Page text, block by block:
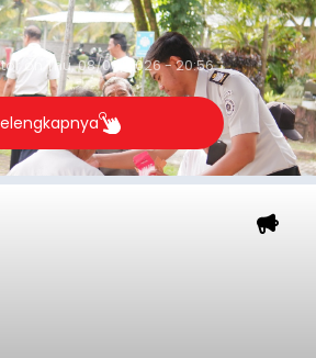
Thu, 08/06/2026 - 20:56